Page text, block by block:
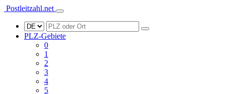
Postleitzahl.net
PLZ-Gebiete
0
1
2
3
4
5